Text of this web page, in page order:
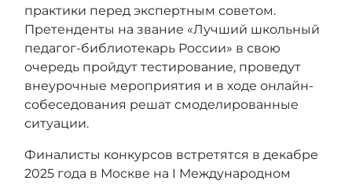
практики перед экспертным советом.
Претенденты на звание «Лучший школьный
педагог-библиотекарь России» в свою
очередь пройдут тестирование, проведут
внеурочные мероприятия и в ходе онлайн-
собеседования решат смоделированные
ситуации.
Финалисты конкурсов встретятся в декабре
2025 года в Москве на I Международном